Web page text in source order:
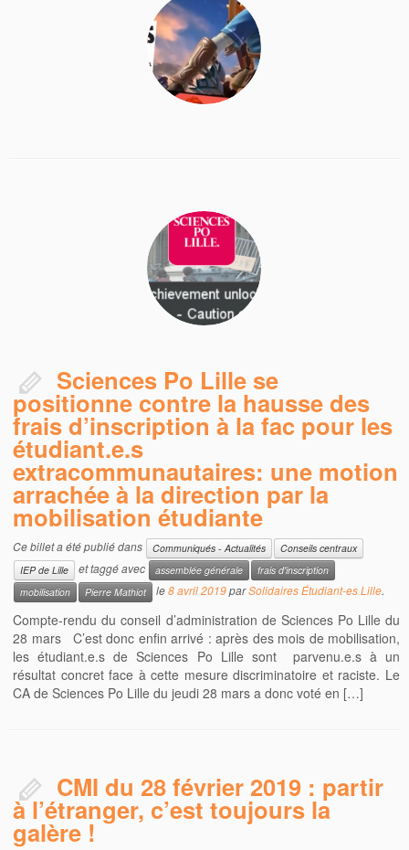
Sciences Po Lille se
positionne contre la hausse des
frais d’inscription à la fac pour les
étudiant.e.s
extracommunautaires: une motion
arrachée à la direction par la
mobilisation étudiante
Ce billet a été publié dans Communiqués - Actualités
Conseils centraux
IEP de Lille
et taggé avec assemblée générale
frais d'inscription
mobilisation
Pierre Mathiot le8 avril 2019parSolidaires Étudiant-es Lille.
Compte-rendu du conseil d’administration de Sciences Po Lille du
28 mars C’est donc enfin arrivé : après des mois de mobilisation,
les étudiant.e.s de Sciences Po Lille sont parvenu.e.s à un
résultat concret face à cette mesure discriminatoire et raciste. Le
CA de Sciences Po Lille du jeudi 28 mars a donc voté en […]
CMI du 28 février 2019 : partir
à l’étranger, c’est toujours la
galère !